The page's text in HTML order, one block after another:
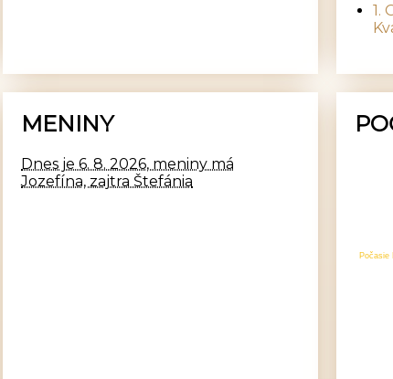
1.
MENINY
Dnes je 6. 8. 2026, meniny má
Jozefína, zajtra Štefánia
Počasie